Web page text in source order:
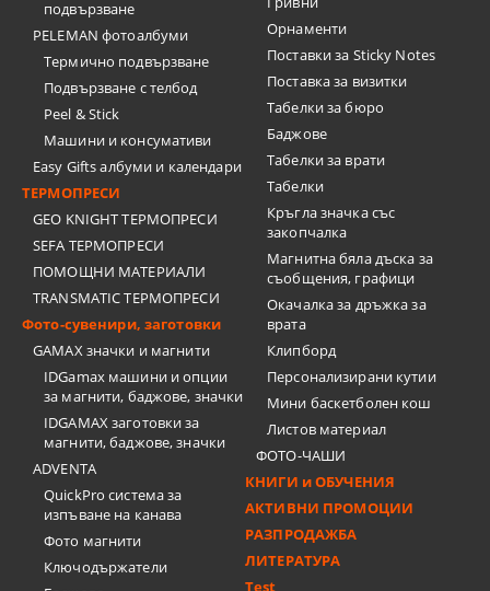
подвързване
PELEMAN фотоалбуми
Термично подвързване
Подвързване с телбод
Peel & Stick
Машини и консумативи
Easy Gifts албуми и календари
ТЕРМОПРЕСИ
GEO KNIGHT ТЕРМОПРЕСИ
SEFA ТЕРМОПРЕСИ
ПОМОЩНИ МАТЕРИАЛИ
TRANSMATIC ТЕРМОПРЕСИ
Фото-сувенири, заготовки
GAMAX значки и магнити
IDGamax машини и опции
за магнити, баджове, значки
IDGAMAX заготовки за
магнити, баджове, значки
ADVENTA
QuickPro система за
изпъване на канава
Фото магнити
Ключодържатели
Орнаменти
Поставки за Sticky Notes
Поставка за визитки
Tабелки за бюро
Баджове
Табелки за врати
Табелки
Кръгла значка със
закопчалка
Магнитна бяла дъска за
съобщения, графици
Окачалка за дръжка за
врата
Клипборд
Персонализирани кутии
Мини баскетболен кош
Листов материал
ФОТО-ЧАШИ
КНИГИ и ОБУЧЕНИЯ
АКТИВНИ ПРОМОЦИИ
РАЗПРОДАЖБА
ЛИТЕРАТУРА
Test